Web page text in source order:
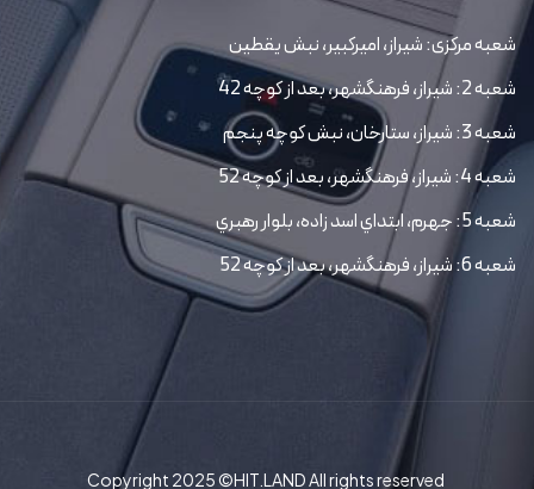
شعبه مرکزی: شیراز، امیرکبیر، نبش یقطین
شعبه 2: شیراز، فرهنگشهر، بعد از کوچه 42
شعبه 3: شیراز، ستارخان، نبش کوچه پنجم
شعبه 4: شیراز، فرهنگشهر، بعد از کوچه 52
شعبه 5: جهرم، ابتداي اسد زاده، بلوار رهبري
شعبه 6: شیراز، فرهنگشهر، بعد از کوچه 52